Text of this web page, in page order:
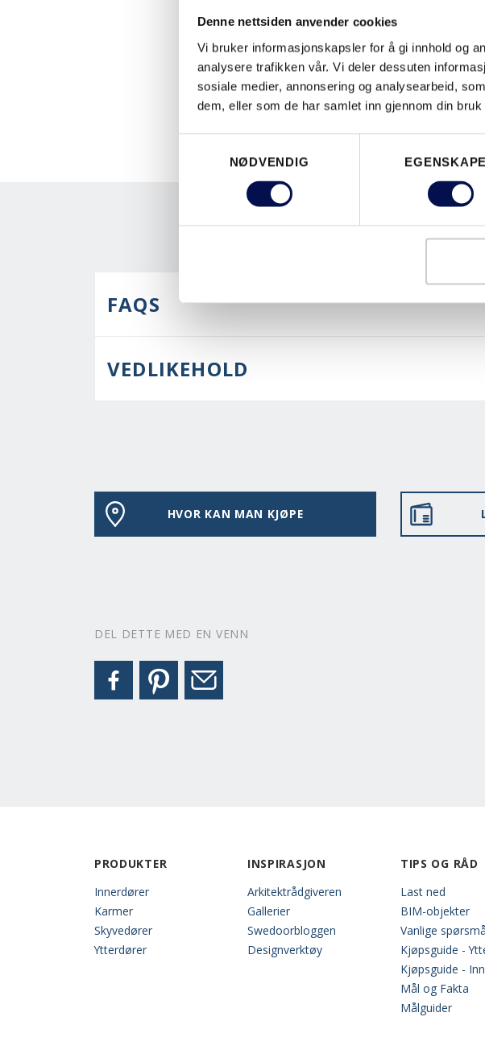
Denne nettsiden anvender cookies
Vi bruker informasjonskapsler for å gi innhold og
analysere trafikken vår. Vi deler dessuten
sosiale medier, annonsering og analysearbeid,
dem, eller som de har samlet inn gjennom din
NØDVENDIG
FAQS
VEDLIKEHOLD
HVOR KAN MAN KJØPE
DEL DETTE MED EN VENN
PRODUKTER
Innerdører
Karmer
Skyvedører
Ytterdører
INSPIRASJON
Arkitektrådgiveren
Gallerier
Swedoorbloggen
Designverktøy
TIPS OG RÅD
Last ned
BIM-objekter
Vanlige
Kjøpsguide -
Kjøpsguide -
Mål og Fakta
Målguider